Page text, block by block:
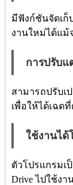
มีฟังก์ชันจัดเก็
งานใหม่ได้แม้
การปรับแ
สามารถปรับเ
เพื่อให้ได้เฉด
ใช้งานได้
ตัวโปรแกรมเ
Drive ไปใช้ง